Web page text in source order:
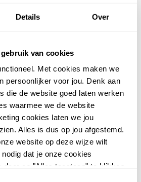
Details Over
van cookies
Met cookies maken we
persoonlijker voor jou. Denk aan
die de website goed laten werken
waarmee we de website
cookies laten we jou
Alles is dus op jou afgestemd.
website op deze wijze wilt
dat je onze cookies
op "Alles toestaan" te klikken.